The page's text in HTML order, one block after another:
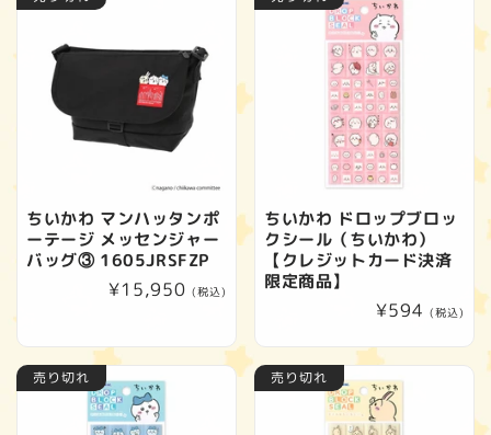
格
ちいかわ マンハッタンポ
ーテージ メッセンジャー
バッグ③ 1605JRSFZP
通
価
格
¥15,950 (税込)
ちいかわ ドロップブロッ
クシール（ちいかわ）
【クレジットカード決済
限定商品】
通
価
格
¥594 (税込)
売り切れ 売り切れ